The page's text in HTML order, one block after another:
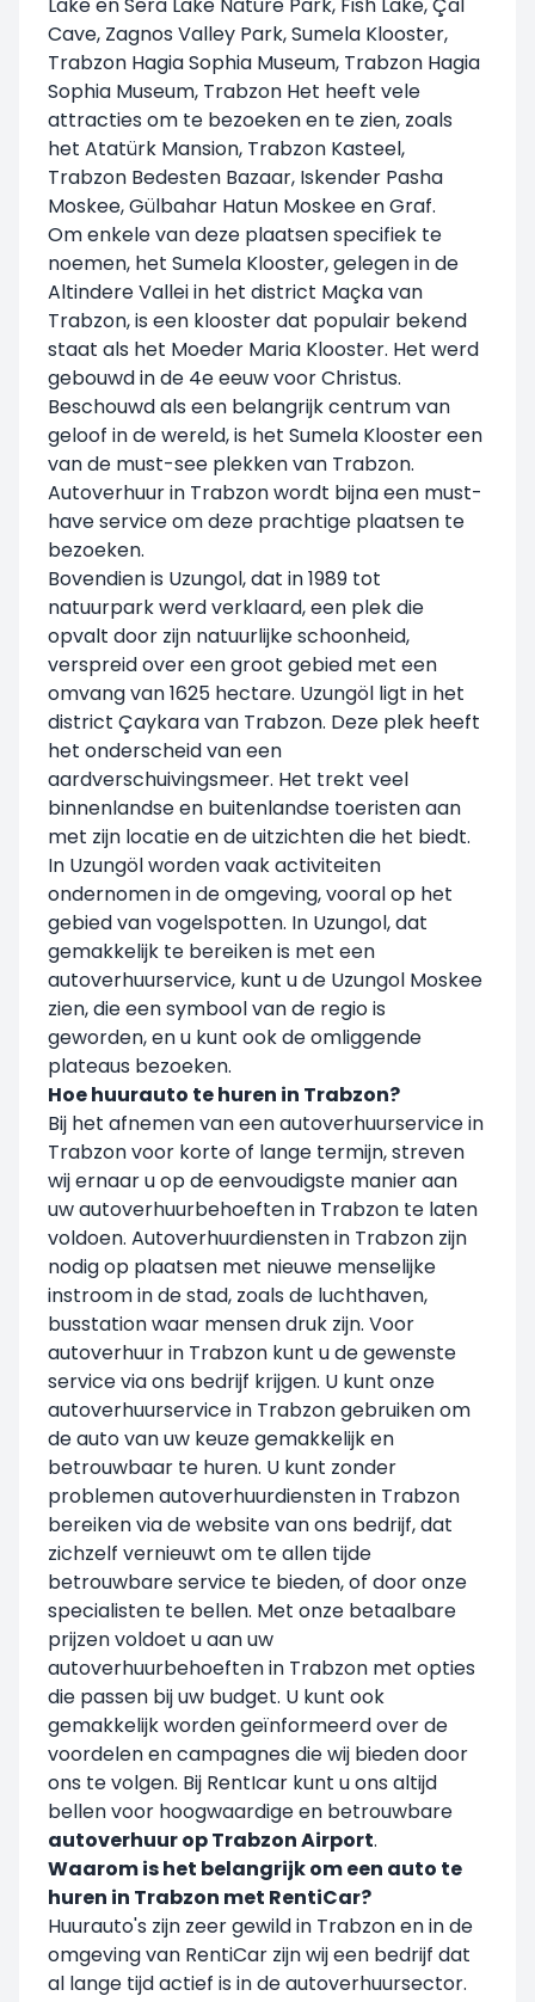
Cave, Zagnos Valley Park, Sumela Klooster,
Trabzon Hagia Sophia Museum, Trabzon Hagia
Sophia Museum, Trabzon Het heeft vele
attracties om te bezoeken en te zien, zoals
het Atatürk Mansion, Trabzon Kasteel,
Trabzon Bedesten Bazaar, Iskender Pasha
Moskee, Gülbahar Hatun Moskee en Graf.
Om enkele van deze plaatsen specifiek te
noemen, het Sumela Klooster, gelegen in de
Altindere Vallei in het district Maçka van
Trabzon, is een klooster dat populair bekend
staat als het Moeder Maria Klooster. Het werd
gebouwd in de 4e eeuw voor Christus.
Beschouwd als een belangrijk centrum van
geloof in de wereld, is het Sumela Klooster een
van de must-see plekken van Trabzon.
Autoverhuur in Trabzon wordt bijna een must-
have service om deze prachtige plaatsen te
bezoeken.
Bovendien is Uzungol, dat in 1989 tot
natuurpark werd verklaard, een plek die
opvalt door zijn natuurlijke schoonheid,
verspreid over een groot gebied met een
omvang van 1625 hectare. Uzungöl ligt in het
district Çaykara van Trabzon. Deze plek heeft
het onderscheid van een
aardverschuivingsmeer. Het trekt veel
binnenlandse en buitenlandse toeristen aan
met zijn locatie en de uitzichten die het biedt.
In Uzungöl worden vaak activiteiten
ondernomen in de omgeving, vooral op het
gebied van vogelspotten. In Uzungol, dat
gemakkelijk te bereiken is met een
autoverhuurservice, kunt u de Uzungol Moskee
zien, die een symbool van de regio is
geworden, en u kunt ook de omliggende
plateaus bezoeken.
Hoe huurauto te huren in Trabzon?
Bij het afnemen van een autoverhuurservice in
Trabzon voor korte of lange termijn, streven
wij ernaar u op de eenvoudigste manier aan
uw autoverhuurbehoeften in Trabzon te laten
voldoen. Autoverhuurdiensten in Trabzon zijn
nodig op plaatsen met nieuwe menselijke
instroom in de stad, zoals de luchthaven,
busstation waar mensen druk zijn. Voor
autoverhuur in Trabzon kunt u de gewenste
service via ons bedrijf krijgen. U kunt onze
autoverhuurservice in Trabzon gebruiken om
de auto van uw keuze gemakkelijk en
betrouwbaar te huren. U kunt zonder
problemen autoverhuurdiensten in Trabzon
bereiken via de website van ons bedrijf, dat
zichzelf vernieuwt om te allen tijde
betrouwbare service te bieden, of door onze
specialisten te bellen. Met onze betaalbare
prijzen voldoet u aan uw
autoverhuurbehoeften in Trabzon met opties
die passen bij uw budget. U kunt ook
gemakkelijk worden geïnformeerd over de
voordelen en campagnes die wij bieden door
ons te volgen. Bij RentIcar kunt u ons altijd
bellen voor hoogwaardige en betrouwbare
autoverhuur op Trabzon Airport.
Waarom is het belangrijk om een auto te
huren in Trabzon met RentiCar?
Huurauto's zijn zeer gewild in Trabzon en in de
omgeving van RentiCar zijn wij een bedrijf dat
al lange tijd actief is in de autoverhuursector.